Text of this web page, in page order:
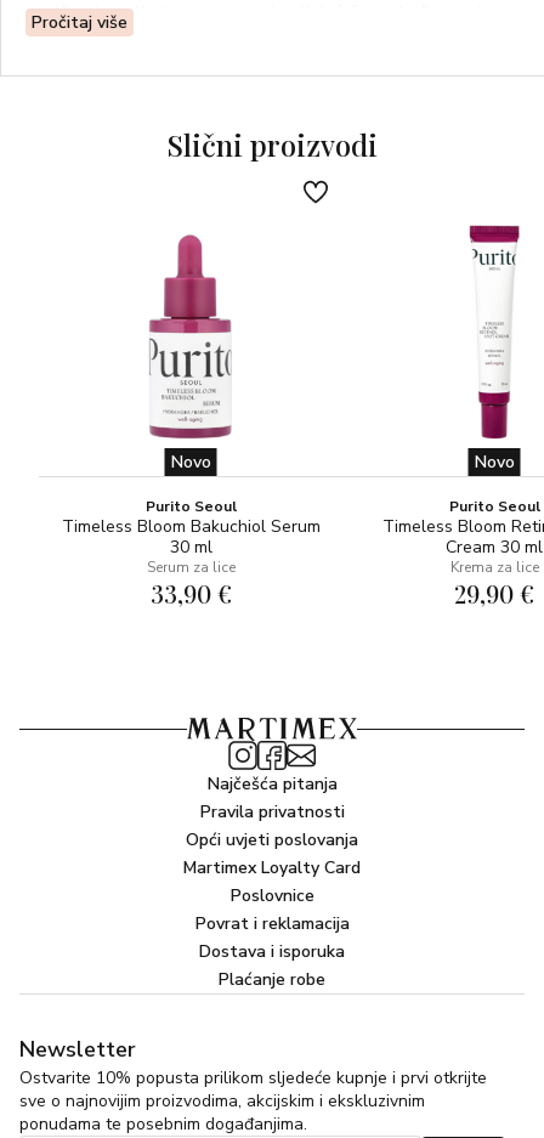
potiče obnavljanje stanica, zahvaljujući čemu koža postaje
naočigled glađa i revitalizirana te je spremna za sve
prednosti rutine za njegu kože.
Pročitaj više
Slični proizvodi
Novo
Purito Seoul
Timeless Bloom Bakuchiol Serum
30 ml
Serum za lice
33,90 €
Novo
Purito Seoul
Timeless Bloom
Cream 30 ml
Krema za lice
29,90 €
Najčešća pitanja
Pravila privatnosti
Opći uvjeti poslovanja
Martimex Loyalty Card
Poslovnice
Povrat i reklamacija
Dostava i isporuka
Plaćanje robe
Newsletter
Ostvarite 10% popusta prilikom sljedeće kupnje i prvi otkrijte
sve o najnovijim proizvodima, akcijskim i ekskluzivnim
ponudama te posebnim događanjima.